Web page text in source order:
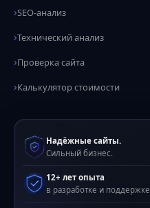
SEO-анализ
Технический анализ
Проверка сайта
Калькулятор стоимости
Надёжные сайты.
Сильный бизнес.
12+ лет опыта
в разработке и поддержке